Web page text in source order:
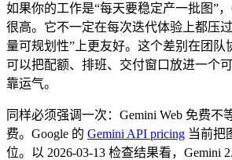
如果你的工作是“每天要稳定产一批图”
很高。它不一定在每次迭代体验上都压
量可规划性”上更友好。这个差别在团队
可以把配额、排班、交付窗口放进一个
靠运气。
同样必须强调一次：Gemini Web 免费不
费。Google 的 Gemini API pricing 当前把
位。以 2026-03-13 检查结果看，Gemini